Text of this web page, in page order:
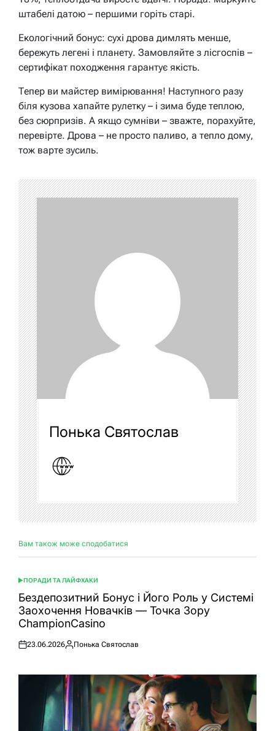
штабелі датою – першими горіть старі.
Екологічний бонус: сухі дрова димлять менше,
бережуть легені і планету. Замовляйте з лісгоспів –
сертифікат походження гарантує якість.
Тепер ви майстер вимірювання! Наступного разу
біля кузова хапайте рулетку – і зима буде теплою,
без сюрпризів. А якщо сумніви – зважте, порахуйте,
перевірте. Дрова – не просто паливо, а тепло дому,
тож варте зусиль.
Понька Святослав
Вам також може сподобатися
ОПУБЛІКУВАТИ
У
ПОРАДИ ТА ЛАЙФХАКИ
Бездепозитний Бонус і Його Роль у Системі
Заохочення Новачків — Точка Зору
ChampionCasino
Оприлюднено
23.06.2026
Опубліковано
Понька Святослав